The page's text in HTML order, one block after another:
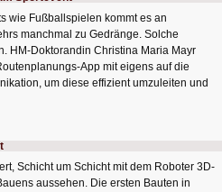
wie Fußballspielen kommt es an
manchmal zu Gedränge. Solche
HM-Doktorandin Christina Maria Mayr
App mit eigens auf die
um diese effizient umzuleiten und
Schicht um Schicht mit dem Roboter 3D-
aussehen. Die ersten Bauten in